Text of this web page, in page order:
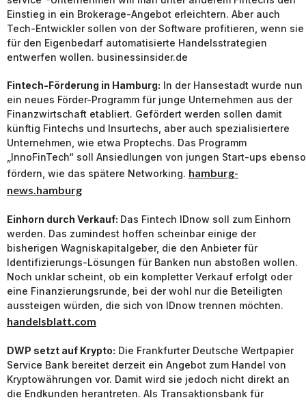
Einstieg in ein Brokerage-Angebot erleichtern. Aber auch
Tech-Entwickler sollen von der Software profitieren, wenn sie
für den Eigenbedarf automatisierte Handelsstrategien
entwerfen wollen. businessinsider.de
Fintech-Förderung in Hamburg: In der Hansestadt wurde nun
ein neues Förder-Programm für junge Unternehmen aus der
Finanzwirtschaft etabliert. Gefördert werden sollen damit
künftig Fintechs und Insurtechs, aber auch spezialisiertere
Unternehmen, wie etwa Proptechs. Das Programm
„InnoFinTech“ soll Ansiedlungen von jungen Start-ups ebenso
fördern, wie das spätere Networking. hamburg-
news.hamburg
Einhorn durch Verkauf: Das Fintech IDnow soll zum Einhorn
werden. Das zumindest hoffen scheinbar einige der
bisherigen Wagniskapitalgeber, die den Anbieter für
Identifizierungs-Lösungen für Banken nun abstoßen wollen.
Noch unklar scheint, ob ein kompletter Verkauf erfolgt oder
eine Finanzierungsrunde, bei der wohl nur die Beteiligten
aussteigen würden, die sich von IDnow trennen möchten.
handelsblatt.com
DWP setzt auf Krypto: Die Frankfurter Deutsche Wertpapier
Service Bank bereitet derzeit ein Angebot zum Handel von
Kryptowährungen vor. Damit wird sie jedoch nicht direkt an
die Endkunden herantreten. Als Transaktionsbank für